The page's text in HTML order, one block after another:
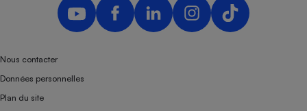
Nous contacter
Données personnelles
Plan du site